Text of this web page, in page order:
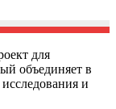
для
объединяет в
и